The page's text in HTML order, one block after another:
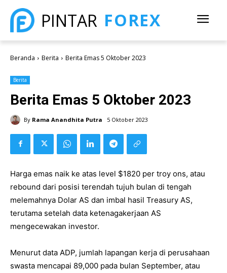
PINTAR FOREX
Beranda Berita Berita Emas 5 Oktober 2023
Berita
Berita Emas 5 Oktober 2023
By Rama Anandhita Putra 5 Oktober 2023
Harga emas naik ke atas level $1820 per troy ons, atau
rebound dari posisi terendah tujuh bulan di tengah
melemahnya Dolar AS dan imbal hasil Treasury AS,
terutama setelah data ketenagakerjaan AS
mengecewakan investor.
Menurut data ADP, jumlah lapangan kerja di perusahaan
swasta mencapai 89,000 pada bulan September, atau